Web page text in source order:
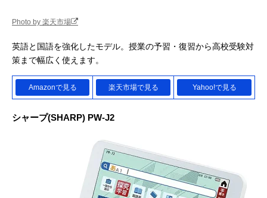
Photo by 楽天市場
英語と国語を強化したモデル。授業の予習・復習から高校受験対
策まで幅広く使えます。
Amazonで見る 楽天市場で見る Yahoo!で見る
シャープ(SHARP) PW-J2